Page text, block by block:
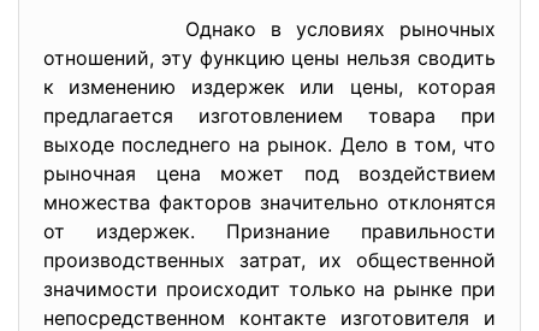
Однако в условиях рыночных
отношений, эту функцию цены нельзя сводить
к изменению издержек или цены, которая
предлагается изготовлением товара при
выходе последнего на рынок. Дело в том, что
рыночная цена может под воздействием
множества факторов значительно отклонятся
от издержек. Признание правильности
производственных затрат, их общественной
значимости происходит только на рынке при
непосредственном контакте изготовителя и